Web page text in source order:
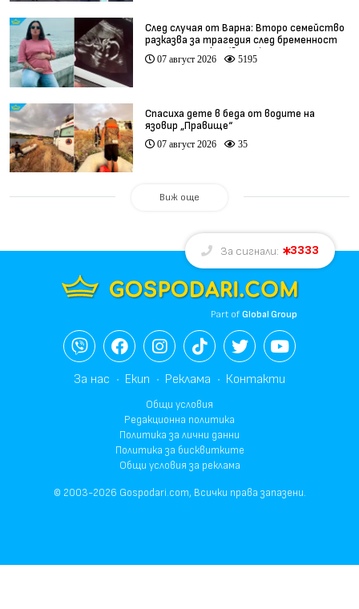
След случая от Варна: Второ семейство
разказва за трагедия след бременност
при същия лекар (видео)
07 август 2026 5195
Спасиха дете в беда от водите на
язовир „Правище“
07 август 2026 35
Виж още
За сигнали: 3333
Part ofGlobal Group
За нас Екип Реклама Контакти
Общи условия
Редакционна политика
Политика за лични данни
Политика за бисквитките
Общи условия за реклама
© 2003-2026 Gospodari.com, Всички права запазени.